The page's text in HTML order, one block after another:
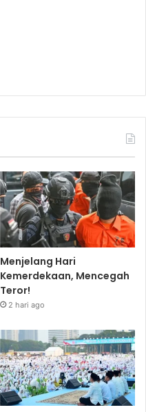
Menjelang Hari
Kemerdekaan, Mencegah
Teror!
2 hari ago